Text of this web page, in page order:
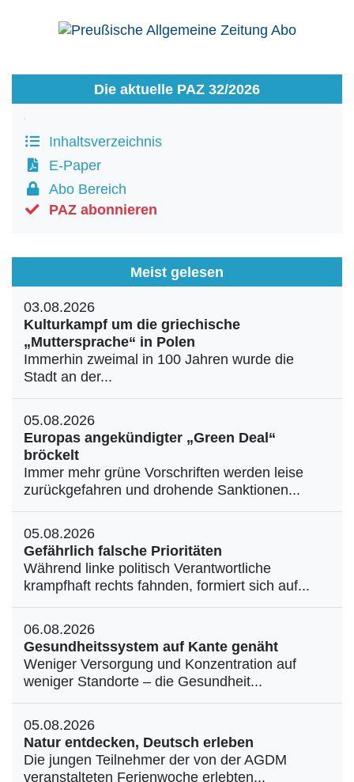
Die aktuelle PAZ 32/2026
Inhaltsverzeichnis
E-Paper
Abo Bereich
PAZ abonnieren
Meist gelesen
03.08.2026
Kulturkampf um die griechische
„Muttersprache“ in Polen
Immerhin zweimal in 100 Jahren wurde die
Stadt an der...
05.08.2026
Europas angekündigter „Green Deal“
bröckelt
Immer mehr grüne Vorschriften werden leise
zurückgefahren und drohende Sanktionen...
05.08.2026
Gefährlich falsche Prioritäten
Während linke politisch Verantwortliche
krampfhaft rechts fahnden, formiert sich auf...
06.08.2026
Gesundheitssystem auf Kante genäht
Weniger Versorgung und Konzentration auf
weniger Standorte – die Gesundheit...
05.08.2026
Natur entdecken, Deutsch erleben
Die jungen Teilnehmer der von der AGDM
veranstalteten Ferienwoche erlebten...